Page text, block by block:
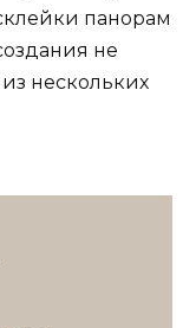
панорам
не
нескольких